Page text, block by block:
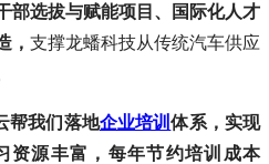
部选拔与赋能项目、国际化人才
， 支撑龙蟠科技从传统汽车供应
帮我们落地企业培训体系，实现
资源丰富，每年节约培训成本